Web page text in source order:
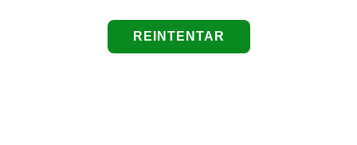
REINTENTAR